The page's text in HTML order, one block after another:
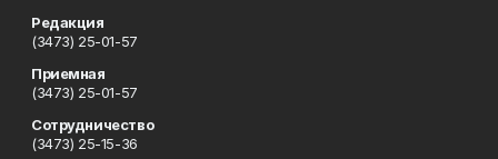
Редакция
(3473) 25-01-57
Приемная
(3473) 25-01-57
Сотрудничество
(3473) 25-15-36